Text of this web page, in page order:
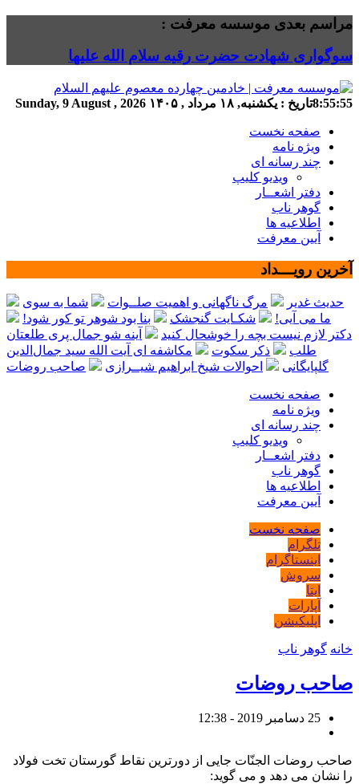
مراسم بعدی موسسه معرفت :
سوگواری شهادت حضرت رقیه سلام الله علیها
8:55:55تاریخ : یکشنبه, ۱۸ مرداد , ۱۴۰۵ Sunday, 9 August , 2026
صفحه نخست
ویژه نامه
چند رسانه ای
ویدیو کلیپ
دفتر اشعــار
گوهر ناب
اطلاعیه ها
آیین معرفت
آخرین رویـــداد
حدیث غدیر مرگ ناگهانی و اهمیت صلــوات
شما به سوی
ما می آیی!
شکـایت گنجشک
بنا بود شوهر تو کور شود!
دکتر لازم نیست بچه را خوشحال کنید
آینه شو جمال پری طلعتان
طلب
ذکر سکوت
مکاشفه ای آیت الله سید جمال‌الدین
گلپایگانی
احوالات شیخ ابراهیم شیــرازی صاحب روضات
صفحه نخست
ویژه نامه
چند رسانه ای
ویدیو کلیپ
دفتر اشعــار
گوهر ناب
اطلاعیه ها
آیین معرفت
صفحه نخست
تلگرام
اینستاگرام
سروش
ایتا
آپارات
اپلیکیشن
خانه گوهر ناب
صاحب روضات
25 دسامبر 2019 - 12:38
صاحب روضات الجنّات جایی از دورترین نقاط گورستان تخت فولاد
را نشان می دهد و می گوید: